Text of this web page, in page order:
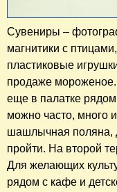
Сувениры –
магнитики с
пластиковые
продаже
еще в палатке
можно часто, много
шашлычная поляна,
пройти. На второй
Для желающих
рядом с кафе и